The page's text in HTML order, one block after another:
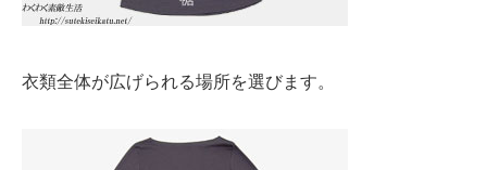
衣類全体が広げられる場所を選びます。